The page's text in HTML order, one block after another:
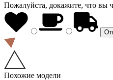
Пожалуйста, докажите, что вы
Похожие модели